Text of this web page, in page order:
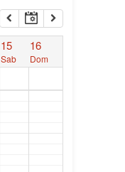
15
Sab
16
Dom